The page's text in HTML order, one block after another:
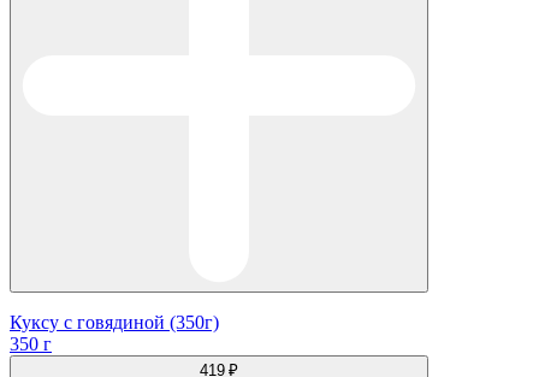
Куксу с говядиной (350г)
350 г
419 ₽